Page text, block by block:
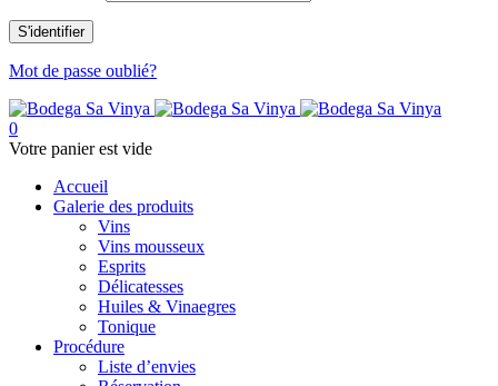
Mot de passe oublié?
0
Votre panier est vide
Accueil
Galerie des produits
Vins
Vins mousseux
Esprits
Délicatesses
Huiles & Vinaegres
Tonique
Procédure
Liste d’envies